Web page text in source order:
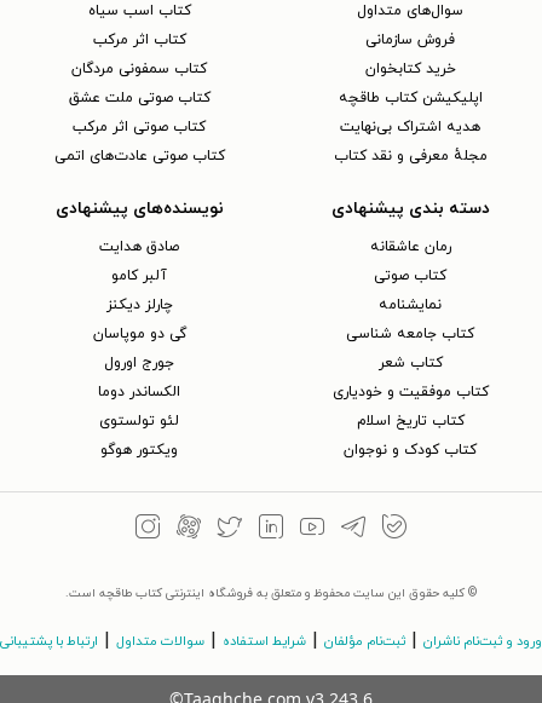
سوال‌های متداول
فروش سازمانی
خرید کتابخوان
اپلیکیشن کتاب طاقچه
هدیه اشتراک بی‌نهایت
مجلهٔ معرفی و نقد کتاب
کتاب اسب سیاه
کتاب اثر مرکب
کتاب سمفونی مردگان
کتاب صوتی ملت عشق
کتاب صوتی اثر مرکب
کتاب صوتی عادت‌های اتمی
دسته بندی پیشنهادی
رمان عاشقانه
کتاب‌ صوتی
نمایشنامه
کتاب جامعه شناسی
کتاب شعر
کتاب موفقیت و خودیاری
کتاب تاریخ اسلام
کتاب کودک و نوجوان
نویسنده‌های پیشنهادی
صادق هدایت
آلبر کامو
چارلز دیکنز
گی دو موپاسان
جورج اورول
الکساندر دوما
لئو تولستوی
ویکتور هوگو
© کلیه حقوق این سایت محفوظ و متعلق به فروشگاه اینترنتی کتاب طاقچه است.
ورود و ثبت‌نام ناشران | ثبت‌نام مؤلفان | شرایط استفاده | سوالات متداول | ارتباط با پشتیبانی